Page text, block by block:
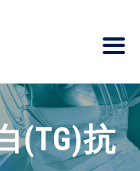
(TG)抗